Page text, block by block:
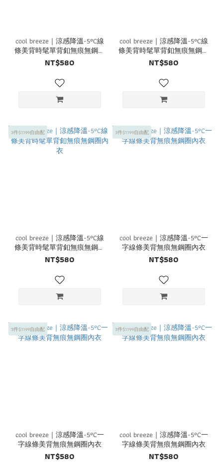
cool breeze｜涼感降溫-5°C線
條美背時髦單背釦無痕無鋼圈
內衣
NT$580
cool breeze｜涼感降溫-5°C線
條美背時髦單背釦無痕無鋼圈
內衣
NT$580
3件$1199自由配
cool breeze｜涼感降溫-5°C線
條美背時髦單背釦無痕無鋼圈
內衣
NT$580
3件$1199自由配
cool breeze｜涼感降溫-5°C一
字線條美背無痕無鋼圈內衣
NT$580
3件$1199自由配
cool breeze｜涼感降溫-5°C一
字線條美背無痕無鋼圈內衣
NT$580
3件$1199自由配
cool breeze｜涼感降溫-5°C一
字線條美背無痕無鋼圈內衣
NT$580